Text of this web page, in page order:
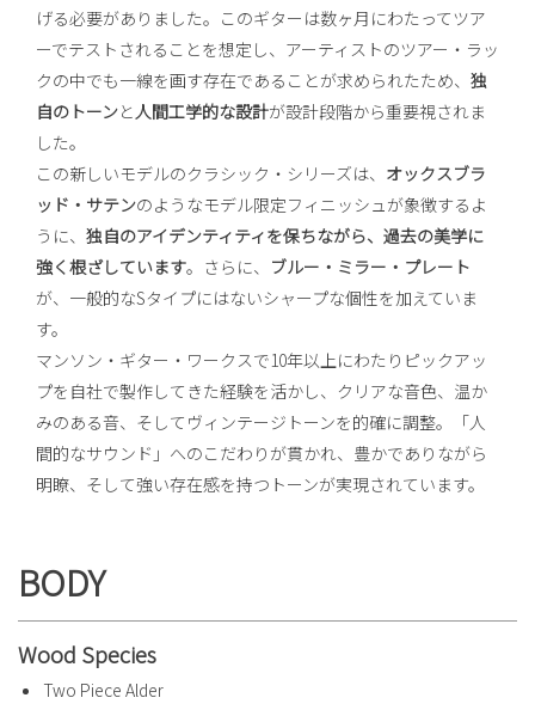
げる必要がありました。このギターは数ヶ月にわたってツア
ーでテストされることを想定し、アーティストのツアー・ラッ
クの中でも一線を画す存在であることが求められたため、 独
自のトーンと 人間工学的な設計が設計段階から重要視されま
した。
この新しいモデルのクラシック・シリーズは、 オックスブラ
ッド・サテンのようなモデル限定フィニッシュが象徴するよ
うに、 独自のアイデンティティを保ちながら、過去の美学に
強く根ざしています。さらに、 ブルー・ミラー・プレート
が、一般的なSタイプにはないシャープな個性を加えていま
す。
マンソン・ギター・ワークスで10年以上にわたりピックアッ
プを自社で製作してきた経験を活かし、クリアな音色、温か
みのある音、そしてヴィンテージトーンを的確に調整。「人
間的なサウンド」へのこだわりが貫かれ、豊かでありながら
明瞭、そして強い存在感を持つトーンが実現されています。
BODY
Wood Species
Two Piece Alder